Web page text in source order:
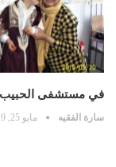
في مستشفى الحبيب
سارة الفقيه مايو 25, 2019